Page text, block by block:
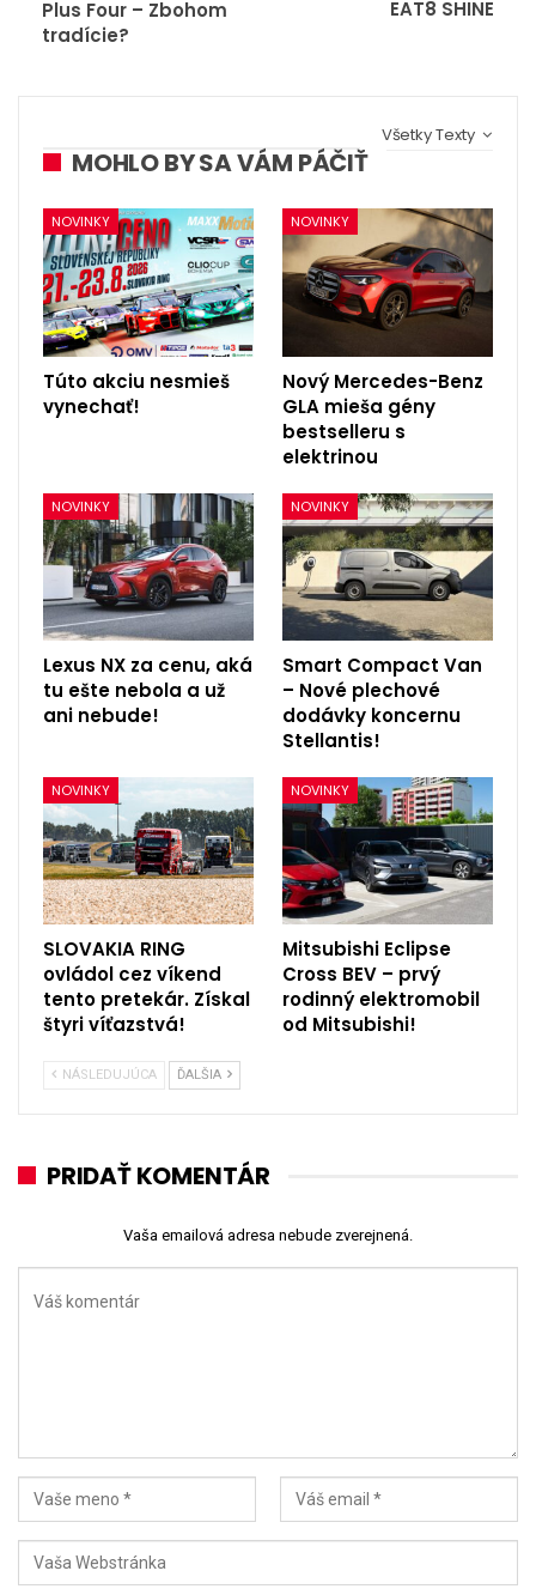
Plus Four – Zbohom
tradície?
EAT8 SHINE
Všetky Texty
MOHLO BY SA VÁM PÁČIŤ
NOVINKY
Túto akciu nesmieš
vynechať!
NOVINKY
Nový Mercedes-Benz
GLA mieša gény
bestselleru s
elektrinou
NOVINKY
Lexus NX za cenu, aká
tu ešte nebola a už
ani nebude!
NOVINKY
Smart Compact Van
– Nové plechové
dodávky koncernu
Stellantis!
NOVINKY
SLOVAKIA RING
ovládol cez víkend
tento pretekár. Získal
štyri víťazstvá!
NOVINKY
Mitsubishi Eclipse
Cross BEV – prvý
rodinný elektromobil
od Mitsubishi!
NÁSLEDUJÚCA ĎALŠIA
PRIDAŤ KOMENTÁR
Vaša emailová adresa nebude zverejnená.